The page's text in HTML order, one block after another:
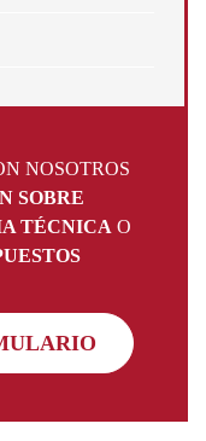
NOSOTROS
SOBRE
TÉCNICA O